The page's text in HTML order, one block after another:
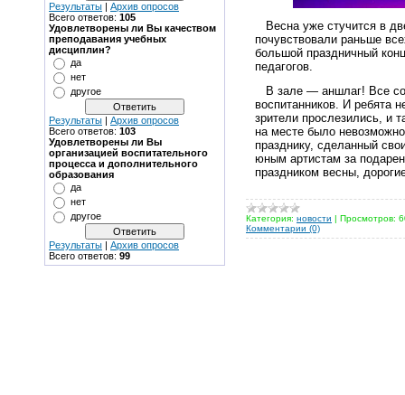
Результаты | Архив опросов
Всего ответов: 105
Удовлетворены ли Вы качеством
преподавания учебных
дисциплин?
да
нет
другое
Результаты | Архив опросов
Всего ответов: 103
Удовлетворены ли Вы
организацией воспитательного
процесса и дополнительного
образования
да
нет
другое
Результаты | Архив опросов
Всего ответов: 99
Весна уже стучится в
почувствовали раньше
большой праздничный
педагогов.
В зале — аншлаг! Все
воспитанников. И ребята
зрители прослезились, и
на месте было
празднику, сделанный
юным артистам за
праздником весны,
Категория: новости | Просмотров:
Комментарии (0)